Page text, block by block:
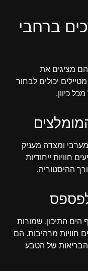
ברחבי
הם מציגים את
יכולים לבחור
כיוון.
ומצדה מעניק
חוויות ייחודיות
ההיסטוריה.
הים התיכון, שמורות
חוויות מרהיבות. הם
של הטבע